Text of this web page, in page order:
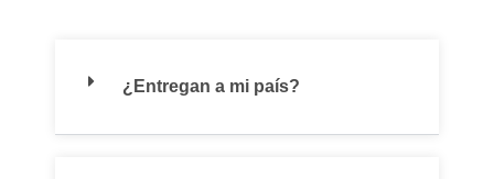
¿Entregan a mi país?